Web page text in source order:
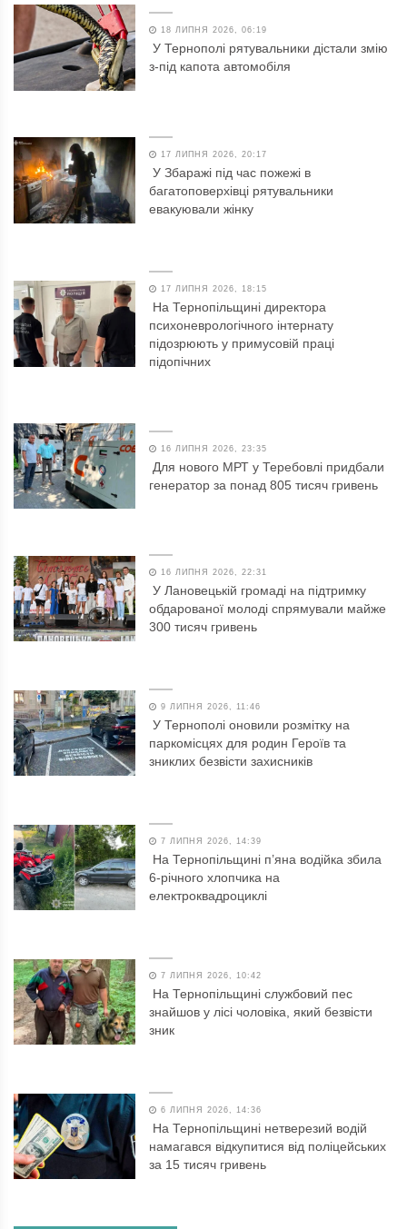
18 ЛИПНЯ 2026, 06:19
У Тернополі рятувальники дістали змію
з-під капота автомобіля
17 ЛИПНЯ 2026, 20:17
У Збаражі під час пожежі в
багатоповерхівці рятувальники
евакуювали жінку
17 ЛИПНЯ 2026, 18:15
На Тернопільщині директора
психоневрологічного інтернату
підозрюють у примусовій праці
підопічних
16 ЛИПНЯ 2026, 23:35
Для нового МРТ у Теребовлі придбали
генератор за понад 805 тисяч гривень
16 ЛИПНЯ 2026, 22:31
У Лановецькій громаді на підтримку
обдарованої молоді спрямували майже
300 тисяч гривень
9 ЛИПНЯ 2026, 11:46
У Тернополі оновили розмітку на
паркомісцях для родин Героїв та
зниклих безвісти захисників
7 ЛИПНЯ 2026, 14:39
На Тернопільщині п’яна водійка збила
6-річного хлопчика на
електроквадроциклі
7 ЛИПНЯ 2026, 10:42
На Тернопільщині службовий пес
знайшов у лісі чоловіка, який безвісти
зник
6 ЛИПНЯ 2026, 14:36
На Тернопільщині нетверезий водій
намагався відкупитися від поліцейських
за 15 тисяч гривень